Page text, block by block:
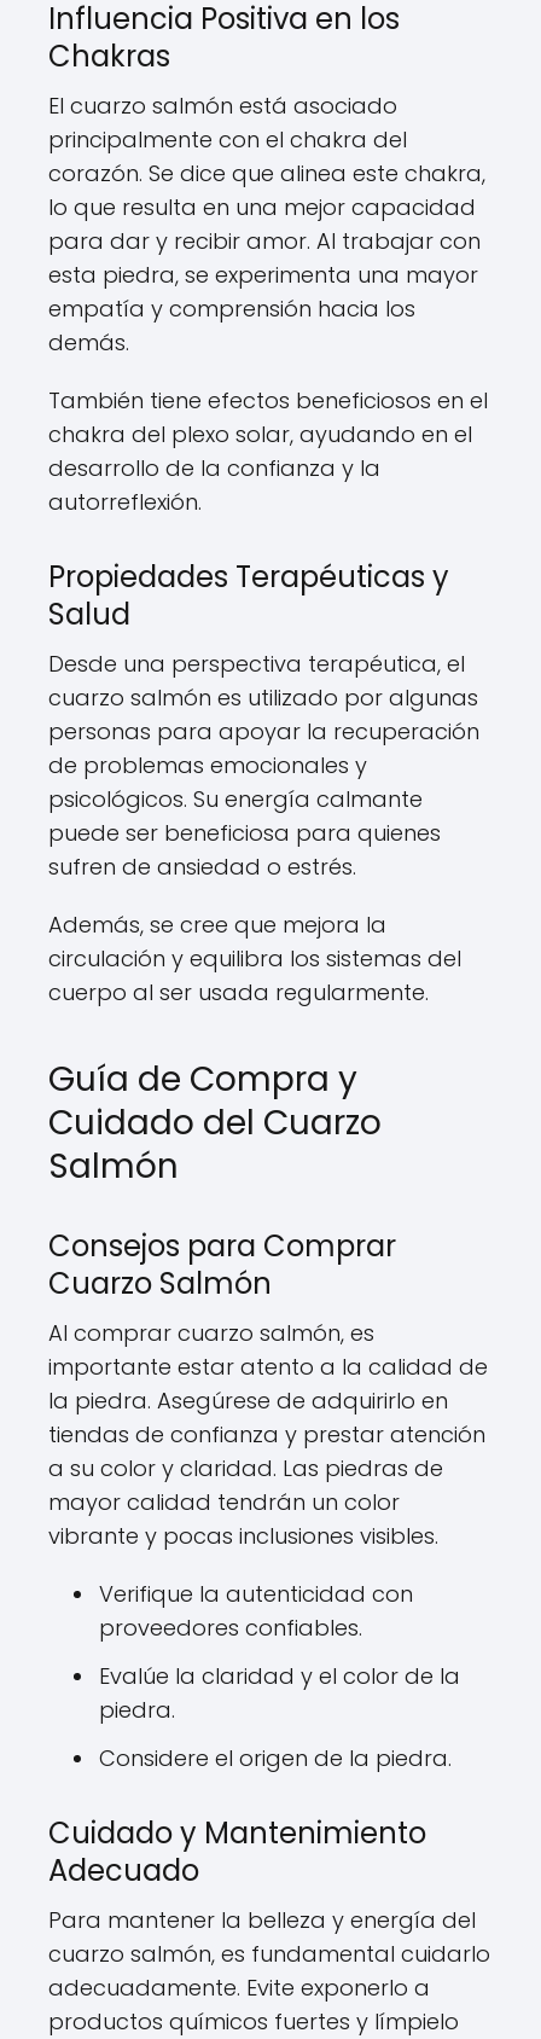
Influencia Positiva en los
Chakras
El cuarzo salmón está asociado
principalmente con el chakra del
corazón. Se dice que alinea este chakra,
lo que resulta en una mejor capacidad
para dar y recibir amor. Al trabajar con
esta piedra, se experimenta una mayor
empatía y comprensión hacia los
demás.
También tiene efectos beneficiosos en el
chakra del plexo solar, ayudando en el
desarrollo de la confianza y la
autorreflexión.
Propiedades Terapéuticas y
Salud
Desde una perspectiva terapéutica, el
cuarzo salmón es utilizado por algunas
personas para apoyar la recuperación
de problemas emocionales y
psicológicos. Su energía calmante
puede ser beneficiosa para quienes
sufren de ansiedad o estrés.
Además, se cree que mejora la
circulación y equilibra los sistemas del
cuerpo al ser usada regularmente.
Guía de Compra y
Cuidado del Cuarzo
Salmón
Consejos para Comprar
Cuarzo Salmón
Al comprar cuarzo salmón, es
importante estar atento a la calidad de
la piedra. Asegúrese de adquirirlo en
tiendas de confianza y prestar atención
a su color y claridad. Las piedras de
mayor calidad tendrán un color
vibrante y pocas inclusiones visibles.
Verifique la autenticidad con
proveedores confiables.
Evalúe la claridad y el color de la
piedra.
Considere el origen de la piedra.
Cuidado y Mantenimiento
Adecuado
Para mantener la belleza y energía del
cuarzo salmón, es fundamental cuidarlo
adecuadamente. Evite exponerlo a
productos químicos fuertes y límpielo